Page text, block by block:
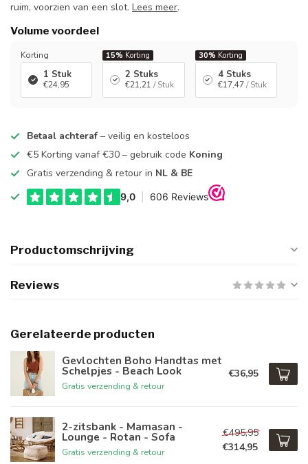
ruim, voorzien van een slot. Lees meer.
Volume voordeel
Korting
1 Stuk
€24,95
15% Korting
2 Stuks
€21,21 / Stuk
30% Korting
4 Stuks
€17,47 / Stuk
Betaal achteraf – veilig en kosteloos
€5 Korting vanaf €30 – gebruik code Koning
Gratis verzending & retour in NL & BE
Productomschrijving
Reviews
Gerelateerde producten
Gevlochten Boho Handtas met
Schelpjes - Beach Look
Gratis verzending & retour
€36,95
2-zitsbank - Mamasan -
Lounge - Rotan - Sofa
Gratis verzending & retour
€495,95
€314,95